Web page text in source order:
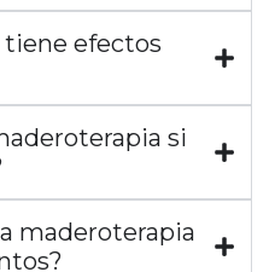
tiene efectos
si
maderoterapia